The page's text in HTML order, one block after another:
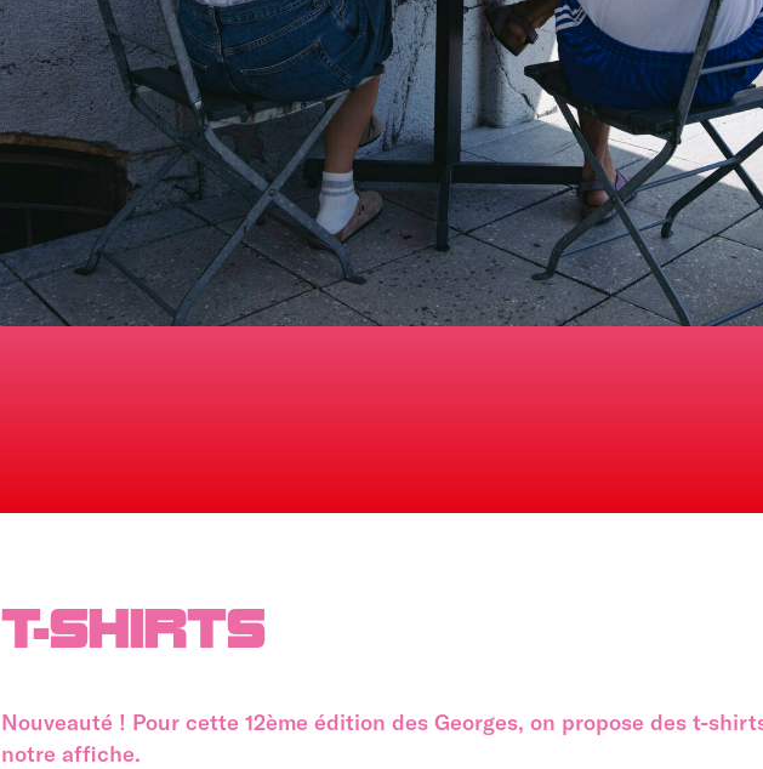
T-SHIRTS
Nouveauté ! Pour cette 12ème édition des Georges, on propose des t-
notre affiche.